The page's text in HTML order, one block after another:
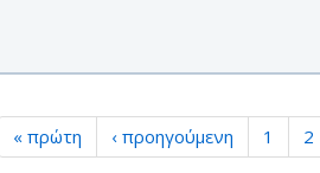
« πρώτη ‹ προηγούμενη 1 2